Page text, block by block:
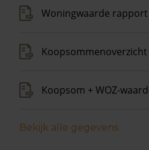
Woningwaarde rapport
Koopsommenoverzicht
Koopsom + WOZ-
Bekijk alle gegevens